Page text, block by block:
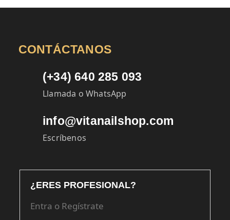
CONTÁCTANOS
(+34) 640 285 093
Llamada o WhatsApp
info@vitanailshop.com
Escríbenos
¿ERES PROFESIONAL?
Entra o Regístrate